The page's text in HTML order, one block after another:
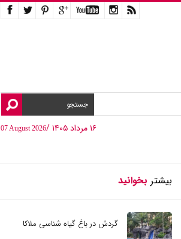
۱۶ مرداد ۱۴۰۵ /
07 August 2026
بیشتر بخوانید
گردش در باغ گیاه شناسی ملاکا